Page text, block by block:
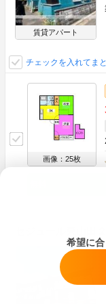
賃貸アパート
チェックを入れてま
画像：25枚
希望に